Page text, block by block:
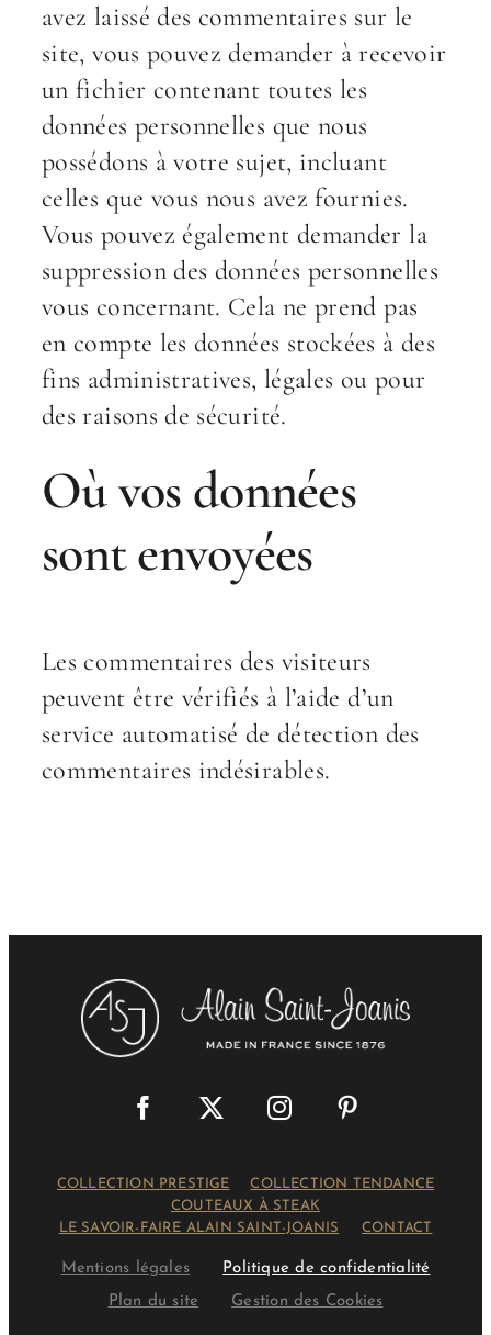
avez laissé des commentaires sur le
site, vous pouvez demander à recevoir
un fichier contenant toutes les
données personnelles que nous
possédons à votre sujet, incluant
celles que vous nous avez fournies.
Vous pouvez également demander la
suppression des données personnelles
vous concernant. Cela ne prend pas
en compte les données stockées à des
fins administratives, légales ou pour
des raisons de sécurité.
Où vos données
sont envoyées
Les commentaires des visiteurs
peuvent être vérifiés à l’aide d’un
service automatisé de détection des
commentaires indésirables.
COLLECTION PRESTIGE
COLLECTION TENDANCE
COUTEAUX À STEAK
LE SAVOIR-FAIRE ALAIN SAINT-JOANIS
CONTACT
Mentions légales
Politique de confidentialité
Plan du site
Gestion des Cookies